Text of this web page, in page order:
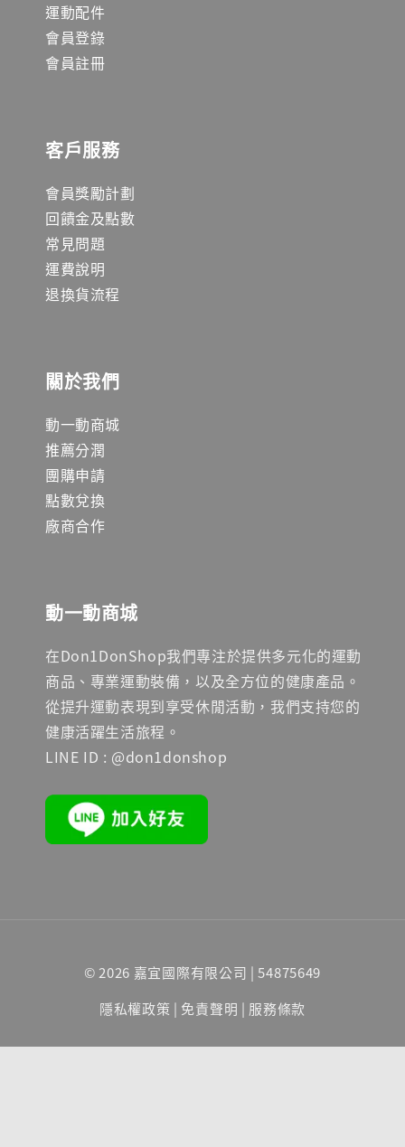
運動配件
會員登錄
會員註冊
客戶服務
會員獎勵計劃
回饋金及點數
常見問題
運費說明
退換貨流程
關於我們
動一動商城
推薦分潤
團購申請
點數兌換
廠商合作
動一動商城
在Don1DonShop我們專注於提供多元化的運動
商品、專業運動裝備，以及全方位的健康產品。
從提升運動表現到享受休閒活動，我們支持您的
健康活躍生活旅程。
LINE ID : @don1donshop
© 2026 嘉宜國際有限公司 | 54875649
隱私權政策 | 免責聲明 | 服務條款